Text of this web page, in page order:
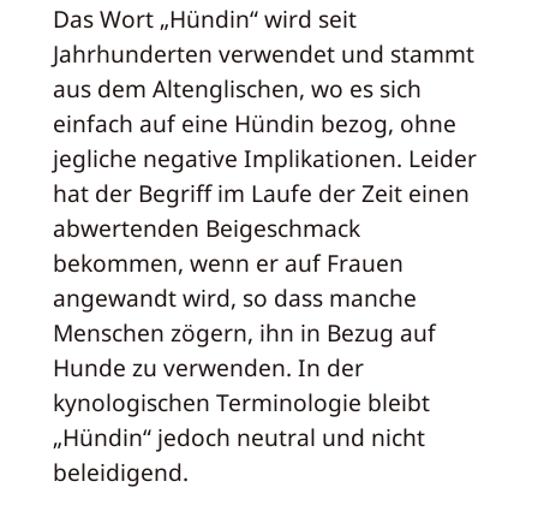
Das Wort „Hündin“ wird seit
Jahrhunderten verwendet und stammt
aus dem Altenglischen, wo es sich
einfach auf eine Hündin bezog, ohne
jegliche negative Implikationen. Leider
hat der Begriff im Laufe der Zeit einen
abwertenden Beigeschmack
bekommen, wenn er auf Frauen
angewandt wird, so dass manche
Menschen zögern, ihn in Bezug auf
Hunde zu verwenden. In der
kynologischen Terminologie bleibt
„Hündin“ jedoch neutral und nicht
beleidigend.